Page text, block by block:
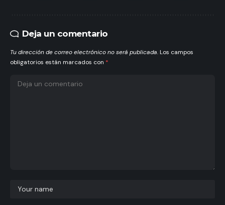
Deja un comentario
Tu dirección de correo electrónico no será publicada. Los campos
obligatorios están marcados con *